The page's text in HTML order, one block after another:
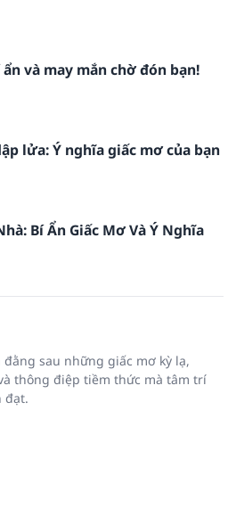
và may mắn chờ đón bạn!
lửa: Ý nghĩa giấc mơ của bạn
Bí Ẩn Giấc Mơ Và Ý Nghĩa
sau những giấc mơ kỳ lạ,
thông điệp tiềm thức mà tâm trí
đạt.